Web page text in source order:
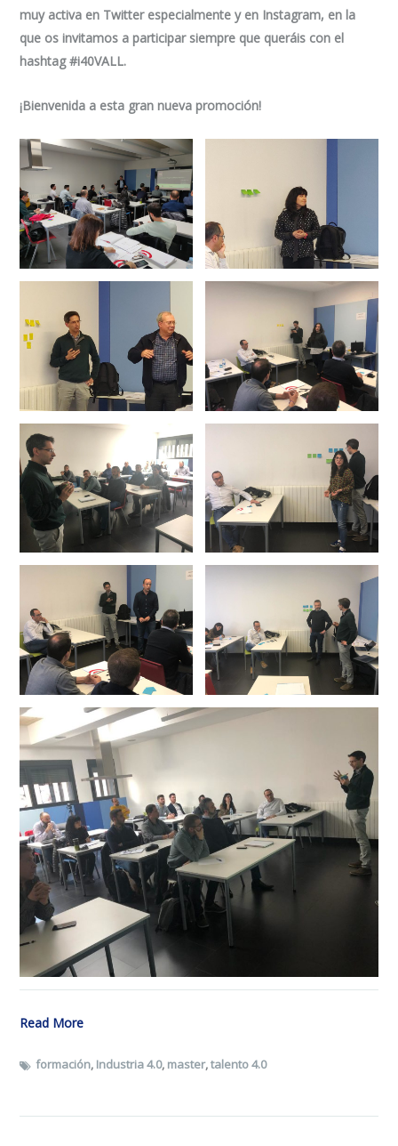
muy activa en Twitter especialmente y en Instagram, en la
que os invitamos a participar siempre que queráis con el
hashtag #i40VALL.
¡Bienvenida a esta gran nueva promoción!
Read More
formación, Industria 4.0, master,talento 4.0